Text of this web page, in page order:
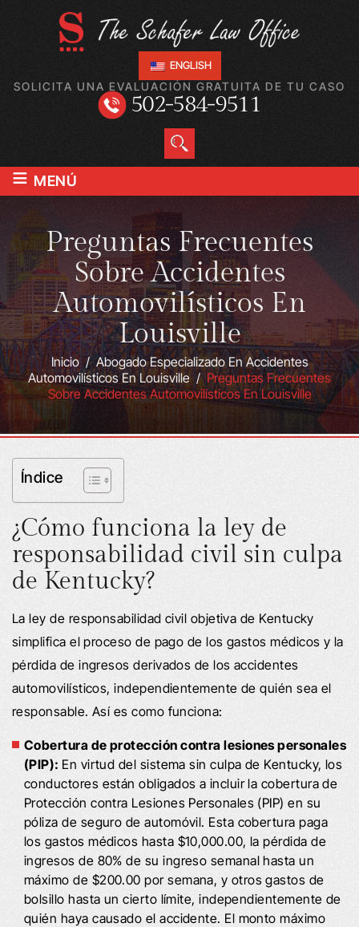
ENGLISH
SOLICITA UNA EVALUACIÓN GRATUITA DE TU CASO
502-584-9511
≡ MENÚ
Preguntas Frecuentes
Sobre Accidentes
Automovilísticos En
Louisville
Inicio/Abogado Especializado En Accidentes
Automovilísticos En Louisville /Preguntas Frecuentes
Sobre Accidentes Automovilísticos En Louisville
Índice
¿Cómo funciona la ley de
responsabilidad civil sin culpa
de Kentucky?
La ley de responsabilidad civil objetiva de Kentucky
simplifica el proceso de pago de los gastos médicos y la
pérdida de ingresos derivados de los accidentes
automovilísticos, independientemente de quién sea el
responsable. Así es como funciona:
Cobertura de protección contra lesiones personales
(PIP): En virtud del sistema sin culpa de Kentucky, los
conductores están obligados a incluir la cobertura de
Protección contra Lesiones Personales (PIP) en su
póliza de seguro de automóvil. Esta cobertura paga
los gastos médicos hasta $10,000.00, la pérdida de
ingresos de 80% de su ingreso semanal hasta un
máximo de $200.00 por semana, y otros gastos de
bolsillo hasta un cierto límite, independientemente de
quién haya causado el accidente. El monto máximo